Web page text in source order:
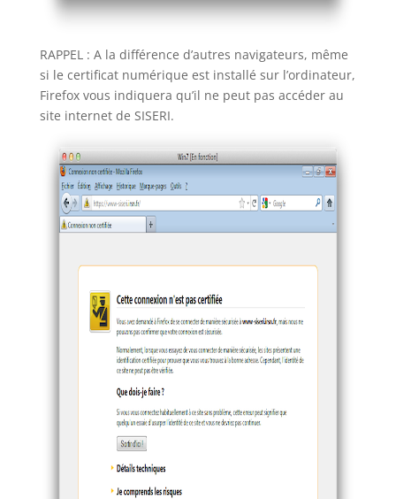
RAPPEL : A la différence d’autres navigateurs, même
si le certificat numérique est installé sur l’ordinateur,
Firefox vous indiquera qu’il ne peut pas accéder au
site internet de SISERI.